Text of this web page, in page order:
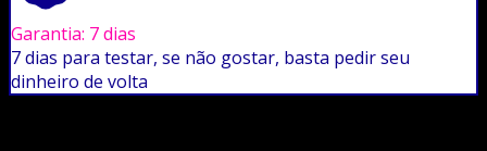
Garantia: 7 dias
7 dias para testar, se não gostar, basta pedir seu
dinheiro de volta